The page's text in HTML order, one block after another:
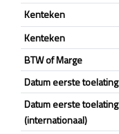
Kenteken
Kenteken
BTW of Marge
Datum eerste toelating
Datum eerste toelating
(internationaal)